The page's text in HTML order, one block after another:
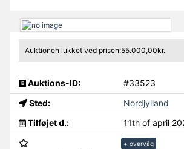
Auktionen lukket ved prisen:55.000,00kr.
Auktions-ID:
#33523
Sted:
Nordjylland
Tilføjet d.:
11th of april
+ overvåg